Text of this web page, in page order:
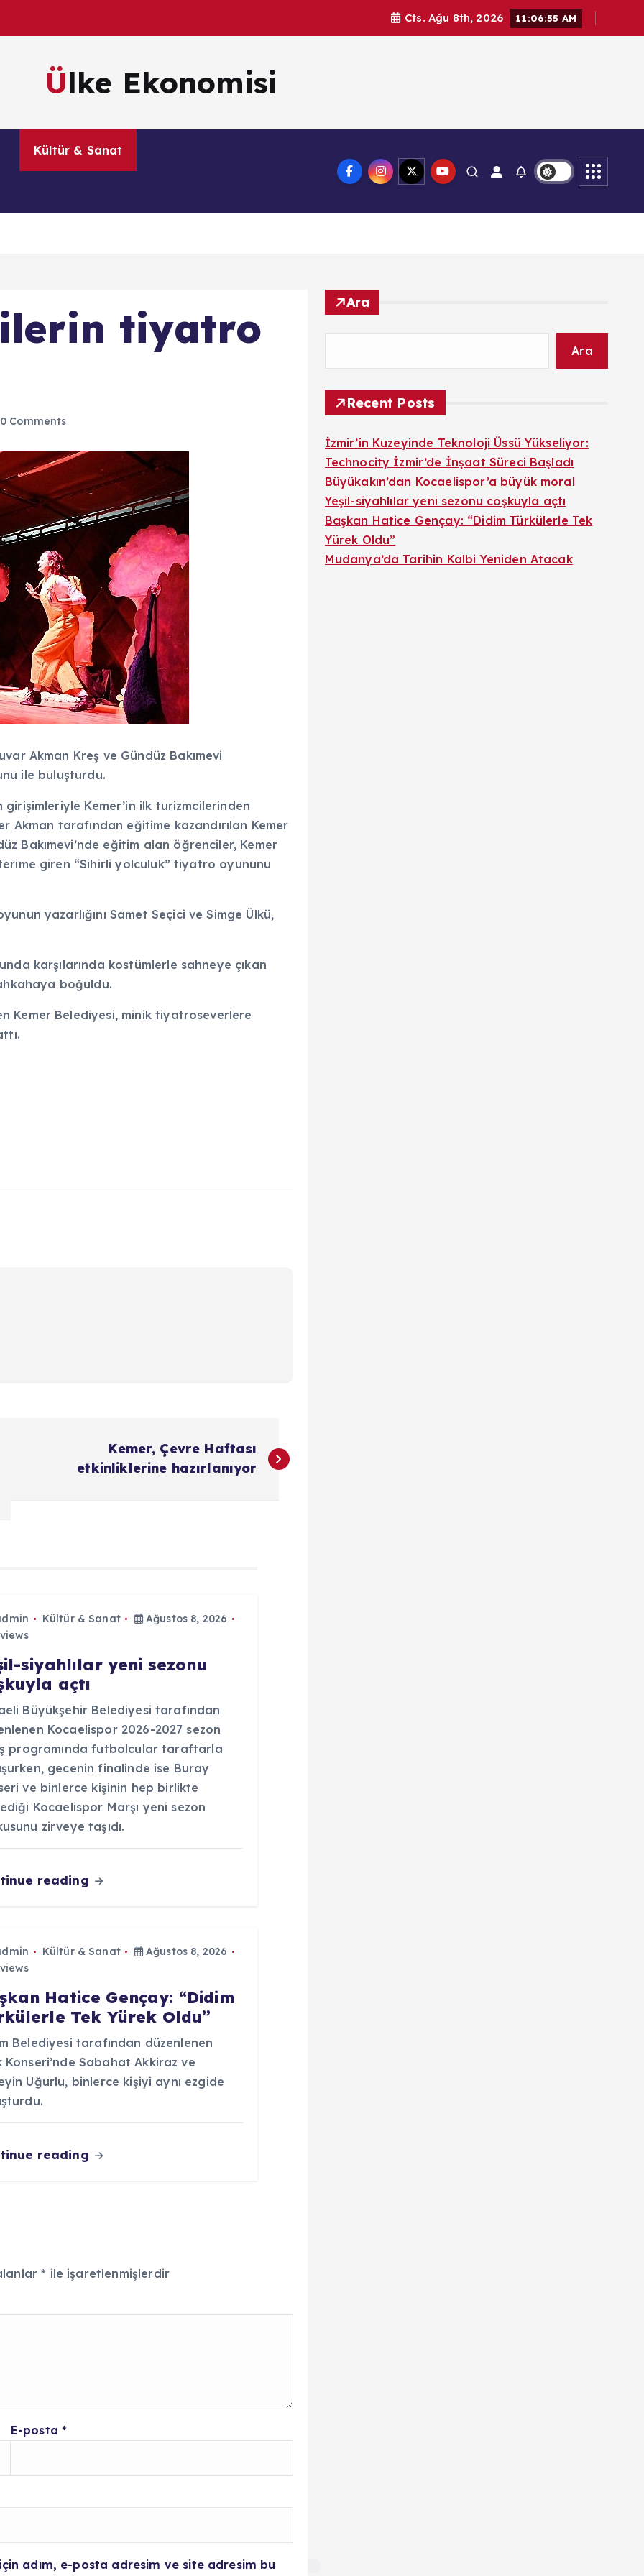
Cts. Ağu 8th, 2026 11:06:56 AM
Ülke Ekonomisi
Kültür & Sanat
tiyatro
Comments
Akman Kreş ve Gündüz Bakımevi
ile buluşturdu.
girişimleriyle Kemer’in ilk turizmcilerinden
Akman tarafından eğitime kazandırılan Kemer
Bakımevi’nde eğitim alan öğrenciler, Kemer
giren “Sihirli yolculuk” tiyatro oyununu
yazarlığını Samet Seçici ve Simge Ülkü,
karşılarında kostümlerle sahneye çıkan
boğuldu.
Kemer Belediyesi, minik tiyatroseverlere
Kemer, Çevre Haftası
etkinliklerine hazırlanıyor
Kültür & Sanat
Ağustos 8, 2026
siyahlılar yeni sezonu
açtı
Büyükşehir Belediyesi tarafından
Kocaelispor 2026-2027 sezon
programında futbolcular taraftarla
gecenin finalinde ise Buray
ve binlerce kişinin hep birlikte
Kocaelispor Marşı yeni sezon
zirveye taşıdı.
reading
Kültür & Sanat
Ağustos 8, 2026
Hatice Gençay: “Didim
Tek Yürek Oldu”
Belediyesi tarafından düzenlenen
Konseri’nde Sabahat Akkiraz ve
Uğurlu, binlerce kişiyi aynı ezgide
reading
* ile işaretlenmişlerdir
E-posta*
adım, e-posta adresim ve site adresim bu
Ara
Ara
Recent Posts
İzmir’in Kuzeyinde Teknoloji Üssü Yükseliyor:
Technocity İzmir’de İnşaat Süreci Başladı
Büyükakın’dan Kocaelispor’a büyük moral
Yeşil-siyahlılar yeni sezonu coşkuyla açtı
Başkan Hatice Gençay: “Didim Türkülerle Tek
Yürek Oldu”
Mudanya’da Tarihin Kalbi Yeniden Atacak